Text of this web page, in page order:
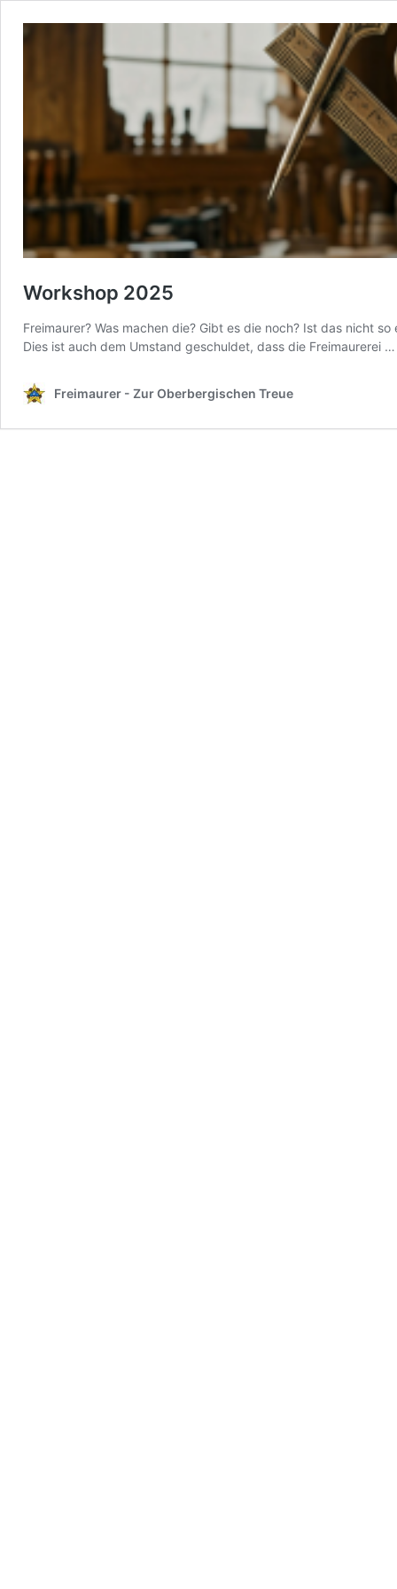
Workshop 2025
Freimaurer? Was machen die? Gibt es die noch? Ist das nicht
Dies ist auch dem Umstand geschuldet, dass die Freimaurerei
Freimaurer - Zur Oberbergischen Treue